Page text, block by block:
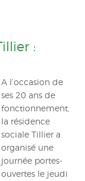
L’ENFANCE
:
A l’occasion de
ses 20 ans de
fonctionnement,
la résidence
sociale Tillier a
organisé une
journée portes-
ouvertes le jeudi